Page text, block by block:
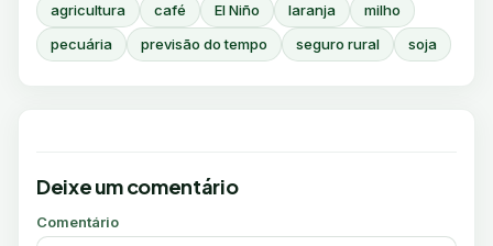
agricultura café El Niño laranja
milho
pecuária
previsão do tempo seguro rural soja
Deixe um comentário
Comentário